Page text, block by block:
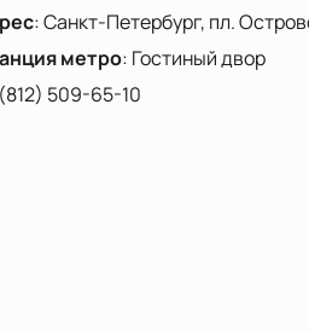
:Санкт-Петербург, пл.
метро: Гостиный двор
509-65-10